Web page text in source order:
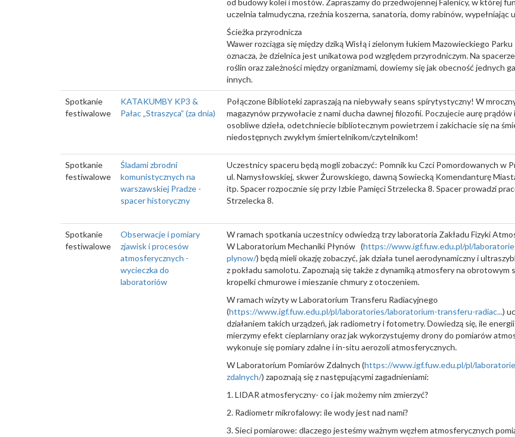
od budowy kolei i mostów. Zapraszamy do przedwojennej Falenicy, w której
uczelnia talmudyczna, rzeźnia koszerna, sanatoria, domy rabinów, wypełniając
Ścieżka przyrodnicza
Wawer rozciąga się między dziką Wisłą i zielonym łukiem Mazowieckiego
oznacza, że dzielnica jest unikatowa pod względem przyrodniczym. Na
roślin oraz zależności między organizmami, dowiemy się jak obecność jednych
innych.
Spotkanie
festiwalowe
KATAKUMBY KP3 &
Pałac „Straszyca” (za dnia)
Połączone Biblioteki zapraszają na niebywały seans spirytystyczny! W
magazynów przywołacie z nami ducha dawnej filozofii. Poczujecie aurę
osobliwe dzieła, odetchniecie bibliotecznym powietrzem i zakichacie się na
niedostępnych zwykłym śmiertelnikom/czytelnikom!
Spotkanie
festiwalowe
Śladami zbrodni
komunistycznych na
warszawskiej Pradze -
spacer historyczny
Uczestnicy spaceru będą mogli zobaczyć: Pomnik ku Czci Pomordowanych w
ul. Namysłowskiej, skwer Żurowskiego, dawną Sowiecką Komendanturę
itp. Spacer rozpocznie się przy Izbie Pamięci Strzelecka 8. Spacer prowadzi
Strzelecka 8.
Spotkanie
festiwalowe
Obserwacje i pomiary
zjawisk i procesów
atmosferycznych -
wycieczka do
laboratoriów
W ramach spotkania uczestnicy odwiedzą trzy laboratoria Zakładu Fizyki
W Laboratorium Mechaniki Płynów (https://www.igf.fuw.edu.pl/pl/
plynow/) będą mieli okazję zobaczyć, jak działa tunel aerodynamiczny i
z pokładu samolotu. Zapoznają się także z dynamiką atmosfery na obrotowym
kropelki chmurowe i mieszanie chmury z otoczeniem.
W ramach wizyty w Laboratorium Transferu Radiacyjnego
(https://www.igf.fuw.edu.pl/pl/laboratories/laboratorium-transferu-radiac...)
działaniem takich urządzeń, jak radiometry i fotometry. Dowiedzą się, ile energii
mierzymy efekt cieplarniany oraz jak wykorzystujemy drony do pomiarów
wykonuje się pomiary zdalne i in-situ aerozoli atmosferycznych.
W Laboratorium Pomiarów Zdalnych (https://www.igf.fuw.edu.pl/pl/
zdalnych/) zapoznają się z następującymi zagadnieniami:
1. LIDAR atmosferyczny- co i jak możemy nim zmierzyć?
2. Radiometr mikrofalowy: ile wody jest nad nami?
3. Sieci pomiarowe: dlaczego jesteśmy ważnym węzłem atmosferycznych